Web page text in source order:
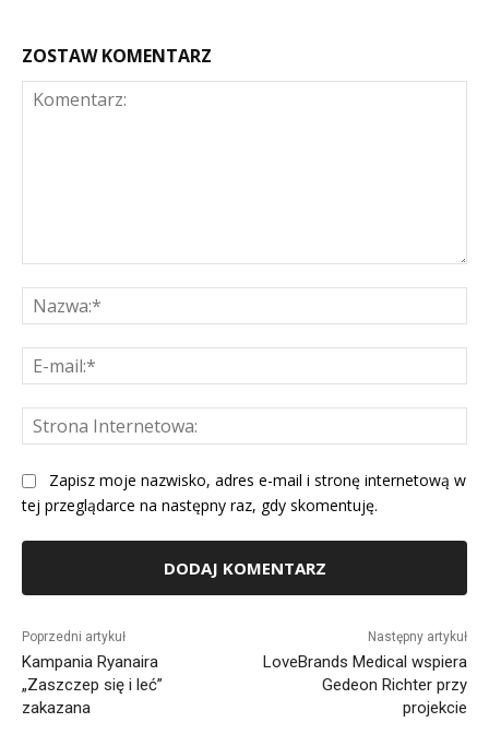
ZOSTAW KOMENTARZ
Zapisz moje nazwisko, adres e-mail i stronę internetową w
tej przeglądarce na następny raz, gdy skomentuję.
Poprzedni artykuł
Kampania Ryanaira
„Zaszczep się i leć”
zakazana
Następny artykuł
LoveBrands Medical wspiera
Gedeon Richter przy
projekcie